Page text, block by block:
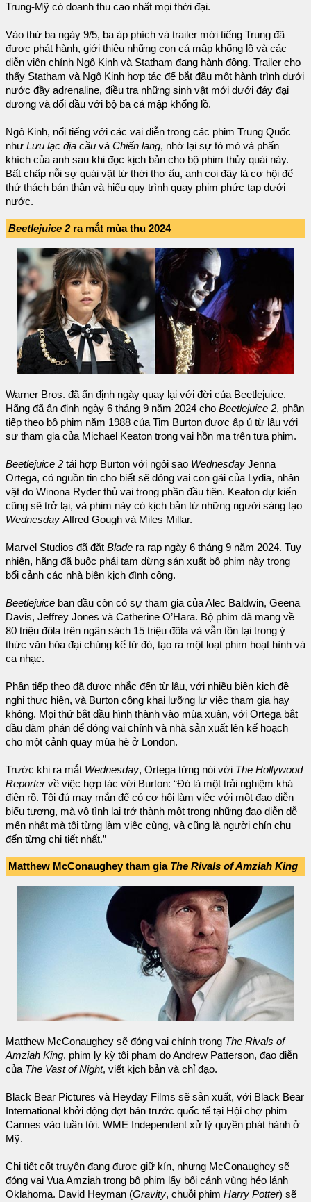
Trung-Mỹ có doanh thu cao nhất mọi thời đại.
Vào thứ ba ngày 9/5, ba áp phích và trailer mới tiếng Trung đã
được phát hành, giới thiệu những con cá mập khổng lồ và các
diễn viên chính Ngô Kinh và Statham đang hành động. Trailer cho
thấy Statham và Ngô Kinh hợp tác để bắt đầu một hành trình dưới
nước đầy adrenaline, điều tra những sinh vật mới dưới đáy đại
dương và đối đầu với bộ ba cá mập khổng lồ.
Ngô Kinh, nổi tiếng với các vai diễn trong các phim Trung Quốc
như Lưu lạc địa cầu và Chiến lang, nhớ lại sự tò mò và phấn
khích của anh sau khi đọc kịch bản cho bộ phim thủy quái này.
Bất chấp nỗi sợ quái vật từ thời thơ ấu, anh coi đây là cơ hội để
thử thách bản thân và hiểu quy trình quay phim phức tạp dưới
nước.
Beetlejuice 2ra mắt mùa thu 2024
Warner Bros. đã ấn định ngày quay lại với đời của Beetlejuice.
Hãng đã ấn định ngày 6 tháng 9 năm 2024 cho Beetlejuice 2, phần
tiếp theo bộ phim năm 1988 của Tim Burton được ấp ủ từ lâu với
sự tham gia của Michael Keaton trong vai hồn ma trên tựa phim.
Beetlejuice 2 tái hợp Burton với ngôi sao Wednesday Jenna
Ortega, có nguồn tin cho biết sẽ đóng vai con gái của Lydia, nhân
vật do Winona Ryder thủ vai trong phần đầu tiên. Keaton dự kiến
cũng sẽ trở lại, và phim này có kịch bản từ những người sáng tạo
Wednesday Alfred Gough và Miles Millar.
Marvel Studios đã đặt Blade ra rạp ngày 6 tháng 9 năm 2024. Tuy
nhiên, hãng đã buộc phải tạm dừng sản xuất bộ phim này trong
bối cảnh các nhà biên kịch đình công.
Beetlejuice ban đầu còn có sự tham gia của Alec Baldwin, Geena
Davis, Jeffrey Jones và Catherine O’Hara. Bộ phim đã mang về
80 triệu đôla trên ngân sách 15 triệu đôla và vẫn tồn tại trong ý
thức văn hóa đại chúng kể từ đó, tạo ra một loạt phim hoạt hình và
ca nhạc.
Phần tiếp theo đã được nhắc đến từ lâu, với nhiều biên kịch đề
nghị thực hiện, và Burton công khai lưỡng lự việc tham gia hay
không. Mọi thứ bắt đầu hình thành vào mùa xuân, với Ortega bắt
đầu đàm phán để đóng vai chính và nhà sản xuất lên kế hoạch
cho một cảnh quay mùa hè ở London.
Trước khi ra mắt Wednesday, Ortega từng nói với The Hollywood
Reportervề việc hợp tác với Burton: “Đó là một trải nghiệm khá
điên rồ. Tôi đủ may mắn để có cơ hội làm việc với một đạo diễn
biểu tượng, mà vô tình lại trở thành một trong những đạo diễn dễ
mến nhất mà tôi từng làm việc cùng, và cũng là người chỉn chu
đến từng chi tiết nhất.”
Matthew McConaughey tham gia The Rivals of Amziah King
Matthew McConaughey sẽ đóng vai chính trong The Rivals of
Amziah King, phim ly kỳ tội phạm do Andrew Patterson, đạo diễn
của The Vast of Night, viết kịch bản và chỉ đạo.
Black Bear Pictures và Heyday Films sẽ sản xuất, với Black Bear
International khởi động đợt bán trước quốc tế tại Hội chợ phim
Cannes vào tuần tới. WME Independent xử lý quyền phát hành ở
Mỹ.
Chi tiết cốt truyện đang được giữ kín, nhưng McConaughey sẽ
đóng vai Vua Amziah trong bộ phim lấy bối cảnh vùng hẻo lánh
Oklahoma. David Heyman (Gravity, chuỗi phim Harry Potter) sẽ